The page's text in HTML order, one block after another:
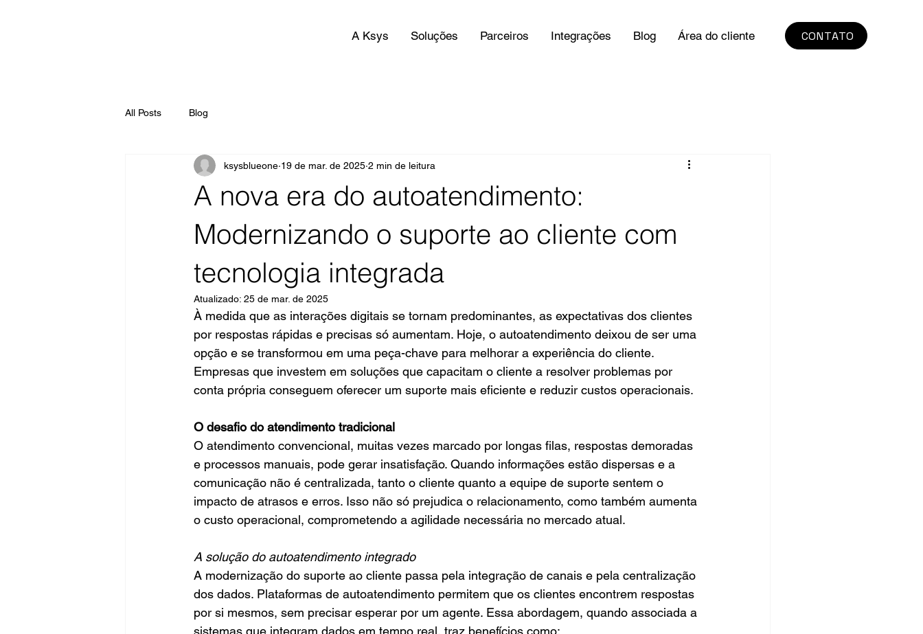
A Ksys Soluções Parceiros Integrações Blog Área do cliente CONTATO
All Posts Blog
A nova era do autoatendimento:
Modernizando o suporte ao cliente com
tecnologia integrada
ksysblueone 19 de mar. de 2025 2 min de leitura
Atualizado: 25 de mar. de 2025
À medida que as interações digitais se tornam predominantes, as expectativas dos clientes
por respostas rápidas e precisas só aumentam. Hoje, o autoatendimento deixou de ser uma
opção e se transformou em uma peça-chave para melhorar a experiência do cliente.
Empresas que investem em soluções que capacitam o cliente a resolver problemas por
conta própria conseguem oferecer um suporte mais eficiente e reduzir custos operacionais.
O desafio do atendimento tradicional
O atendimento convencional, muitas vezes marcado por longas filas, respostas demoradas
e processos manuais, pode gerar insatisfação. Quando informações estão dispersas e a
comunicação não é centralizada, tanto o cliente quanto a equipe de suporte sentem o
impacto de atrasos e erros. Isso não só prejudica o relacionamento, como também aumenta
o custo operacional, comprometendo a agilidade necessária no mercado atual.
A solução do autoatendimento integrado
A modernização do suporte ao cliente passa pela integração de canais e pela centralização
dos dados. Plataformas de autoatendimento permitem que os clientes encontrem respostas
por si mesmos, sem precisar esperar por um agente. Essa abordagem, quando associada a
sistemas que integram dados em tempo real, traz benefícios como: